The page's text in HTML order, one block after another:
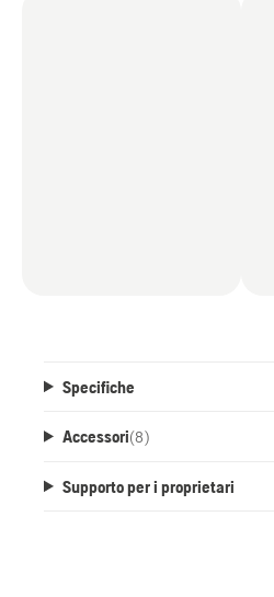
Specifiche
Accessori(8)
Supporto per i proprietari